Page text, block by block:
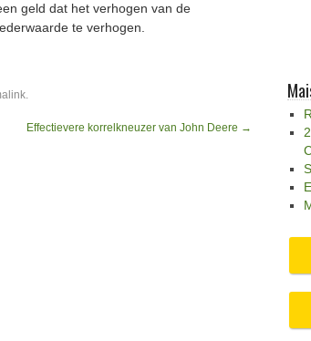
geld dat het verhogen van de
te verhogen.
.
Effectievere korrelkneuzer van John Deere →